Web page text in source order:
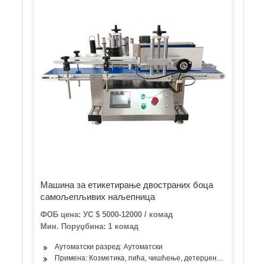
Машина за етикетирање двостраних боца
самољепљивих наљепница
ФОБ цена: УС $ 5000-12000 / комад
Мин. Поруџбина: 1 комад
Аутоматски разред: Аутоматски
Примена: Козметика, пића, чишћење, детерџент, производи